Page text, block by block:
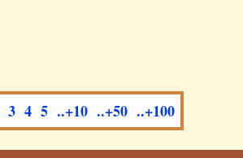
3 4 5 ..+10 ..+50 ..+100